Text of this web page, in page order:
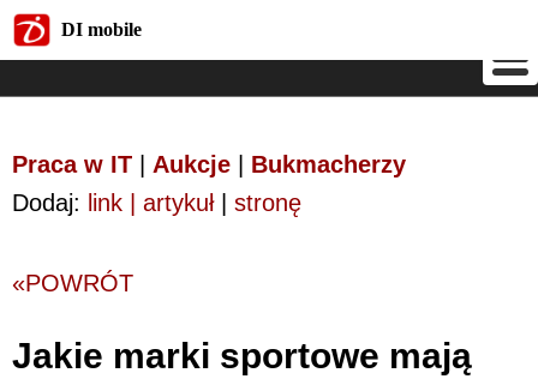
DI mobile
Praca w IT Aukcje
Bukmacherzy
Dodaj: link | artykuł| stronę
«POWRÓT
Jakie marki sportowe mają
DI mobile